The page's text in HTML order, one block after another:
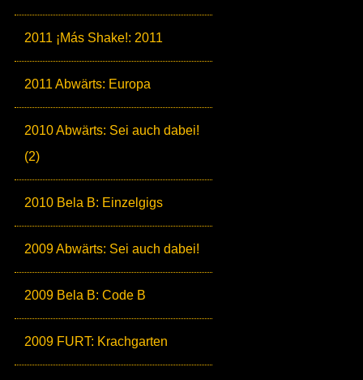
2011 ¡Más Shake!: 2011
2011 Abwärts: Europa
2010 Abwärts: Sei auch dabei!
(2)
2010 Bela B: Einzelgigs
2009 Abwärts: Sei auch dabei!
2009 Bela B: Code B
2009 FURT: Krachgarten